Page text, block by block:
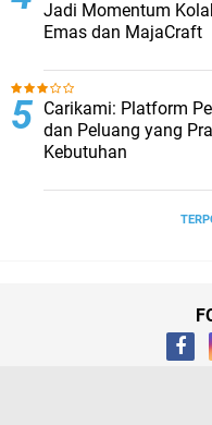
Jadi Momentum
Emas dan MajaCraft
Carikami: Platform
dan Peluang yang
Kebutuhan